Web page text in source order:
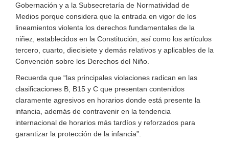
Gobernación y a la Subsecretaría de Normatividad de
Medios porque considera que la entrada en vigor de los
lineamientos violenta los derechos fundamentales de la
niñez, establecidos en la Constitución, así como los artículos
tercero, cuarto, diecisiete y demás relativos y aplicables de la
Convención sobre los Derechos del Niño.
Recuerda que “las principales violaciones radican en las
clasificaciones B, B15 y C que presentan contenidos
claramente agresivos en horarios donde está presente la
infancia, además de contravenir en la tendencia
internacional de horarios más tardíos y reforzados para
garantizar la protección de la infancia”.